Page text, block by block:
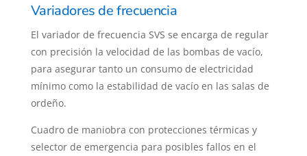
Variadores de frecuencia
El variador de frecuencia SVS se encarga de regular
con precisión la velocidad de las bombas de vacío,
para asegurar tanto un consumo de electricidad
mínimo como la estabilidad de vacío en las salas de
ordeño.
Cuadro de maniobra con protecciones térmicas y
selector de emergencia para posibles fallos en el